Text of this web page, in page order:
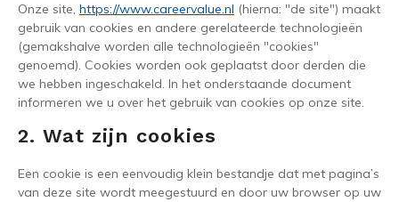
Onze site, https://www.careervalue.nl (hierna: "de site") maakt
gebruik van cookies en andere gerelateerde technologieën
(gemakshalve worden alle technologieën "cookies"
genoemd). Cookies worden ook geplaatst door derden die
we hebben ingeschakeld. In het onderstaande document
informeren we u over het gebruik van cookies op onze site.
2. Wat zijn cookies
Een cookie is een eenvoudig klein bestandje dat met pagina’s
van deze site wordt meegestuurd en door uw browser op uw